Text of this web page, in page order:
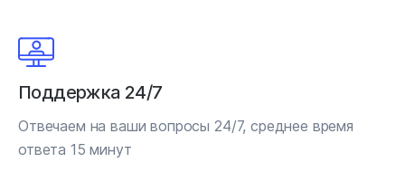
Поддержка 24/7
Отвечаем на ваши вопросы 24/7, среднее время
ответа 15 минут